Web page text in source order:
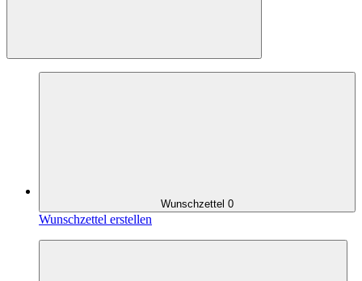
Wunschzettel 0
Wunschzettel erstellen